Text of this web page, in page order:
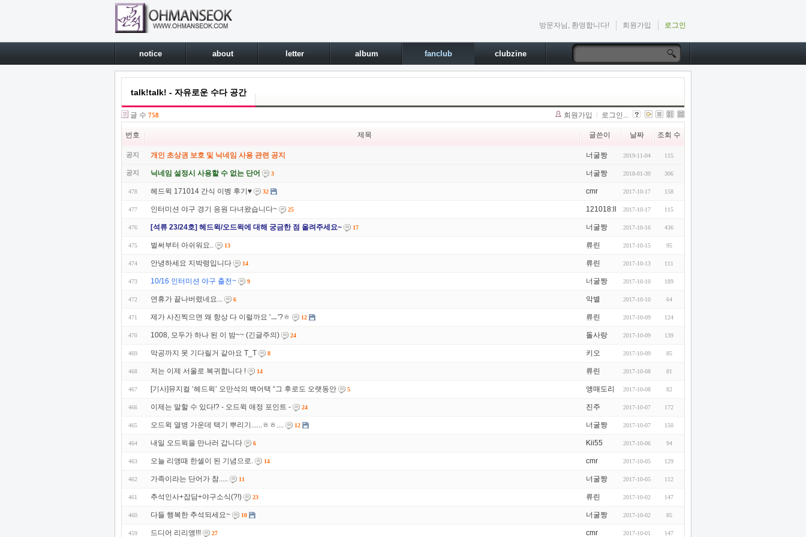
방문자님, 환영합니다! 회원가입 로그인
notice about letter album fanclub clubzine
talk!talk! - 자유로운 수다 공간
글 수 758 회원가입 로그인...
번호 제목 글쓴이 날짜 조회 수
공지 개인 초상권 보호 및 닉네임 사용 관련 공지 너굴짱 2019-11-04 115
공지 닉네임 설정시 사용할 수 없는 단어 3 너굴짱 2018-01-30 306
478 헤드윅 171014 간식 이벵 후기♥ 32 cmr 2017-10-17 158
477 인터미션 야구 경기 응원 다녀왔습니다~ 25 121018:ll 2017-10-17 115
476 [석류 23/24호] 헤드윅/오드윅에 대해 궁금한 점 올려주세요~ 17 너굴짱 2017-10-16 436
475 벌써부터 아쉬워요.. 13 류린 2017-10-15 95
474 안녕하세요 지박령입니다 14 류린 2017-10-13 111
473 10/16 인터미션 야구 출전~ 9 너굴짱 2017-10-10 189
472 연휴가 끝나버렸네요... 6 악별 2017-10-10 64
471 제가 사진찍으면 왜 항상 다 이럴까요 'ㅡ'?ㅎ 12 류린 2017-10-09 124
470 1008, 모두가 하나 된 이 밤~~ (긴글주의) 24 돌사랑 2017-10-09 139
469 막공까지 못 기다릴거 같아요 T_T 8 키오 2017-10-09 85
468 저는 이제 서울로 복귀합니다 ! 14 류린 2017-10-08 81
467 [기사]뮤지컬 ‘헤드윅’ 오만석의 백어택 “그 후로도 오랫동안 5 앵매도리 2017-10-08 82
466 이제는 말할 수 있다!? - 오드윅 애정 포인트 - 24 진주 2017-10-07 172
465 오드윅 열병 가운데 택기 뿌리기......ㅎㅎ.... 12 너굴짱 2017-10-07 150
464 내일 오드윅을 만나러 갑니다 6 Kii55 2017-10-06 94
463 오늘 리앵때 한셀이 된 기념으로. 14 cmr 2017-10-05 129
462 가족이라는 단어가 참..... 11 너굴짱 2017-10-05 112
461 추석인사+잡담+야구소식(?!) 23 류린 2017-10-02 147
460 다들 행복한 추석되세요~ 10 너굴짱 2017-10-02 85
459 드디어 리리앵!!! 27 cmr 2017-10-01 147